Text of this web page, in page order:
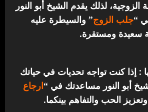
لذلك يقدم الشيخ أبو النور
“جلب الزوج” والسيطرة عليه
سعيدة ومستقرة.
: إذا كنت تواجه تحديات في حياتك
أبو النور مساعدتك في “ارجاع
وتعزيز الحب والتفاهم بينكما.